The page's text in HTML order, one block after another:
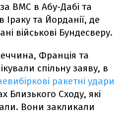
ВМС в Абу-Дабі та
Іраку та Йорданії, де
військові Бундесверу.
Франція та
спільну заяву, в
ракетні удари
Близького Сходу, які
Вони закликали